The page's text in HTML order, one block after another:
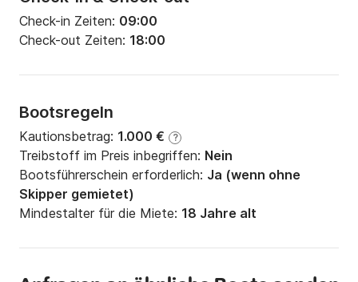
Check-in Zeiten: 09:00
Check-out Zeiten: 18:00
Bootsregeln
Kautionsbetrag: 1.000 € ?
Treibstoff im Preis inbegriffen: Nein
Bootsführerschein erforderlich: Ja (wenn ohne
Skipper gemietet)
Mindestalter für die Miete: 18 Jahre alt